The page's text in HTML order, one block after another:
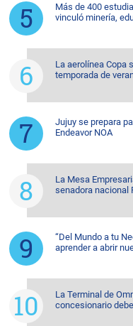
Más de 400
vinculó minería,
La aerolínea Copa
temporada de
Jujuy se prepara
Endeavor NOA
La Mesa
senadora nacional
“Del Mundo a tu
aprender a abrir
La Terminal de
concesionario